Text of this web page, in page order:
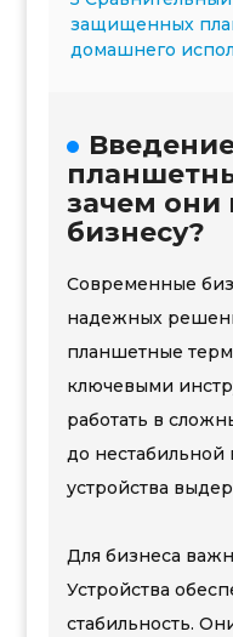
защищенных
домашнего
зачем
бизнесу?
Современные
надежных
планшетные
ключевыми
работать в
до
устройства
Для бизнеса
Устройства
стабильность.